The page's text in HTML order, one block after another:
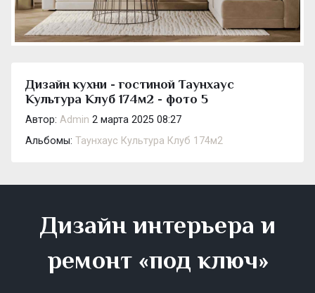
Дизайн кухни - гостиной Таунхаус
Культура Клуб 174м2 - фото 5
Автор: Admin 2 марта 2025 08:27
Альбомы: Таунхаус Культура Клуб 174м2
Дизайн интерьера и
ремонт «под ключ»